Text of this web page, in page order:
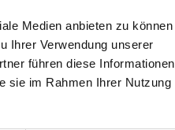
Medien anbieten zu können
Ihrer Verwendung unserer
führen diese Informationen
sie im Rahmen Ihrer Nutzung